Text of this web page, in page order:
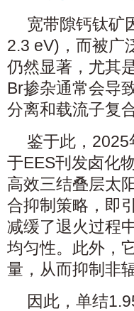
宽带隙钙钛矿
2.3 eV)，而被广
仍然显著，尤其
Br掺杂通常会导
分离和载流子复
鉴于此，
于EES刊发卤化
高效三结叠层太
合抑制策略，即
减缓了退火过程
均匀性。此外，
量，从而抑制非
因此，单结